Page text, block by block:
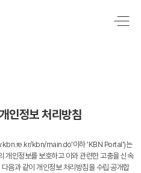
인정보 처리방침
kbn/main.do'이하 'KBN Portal')는
개인정보를 보호하고 이와 관련한 고충을 신속
음과 같이 개인정보 처리방침을 수립·공개합